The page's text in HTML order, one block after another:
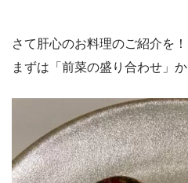
さて肝心のお料理のご紹介を！
まずは「前菜の盛り合わせ」か